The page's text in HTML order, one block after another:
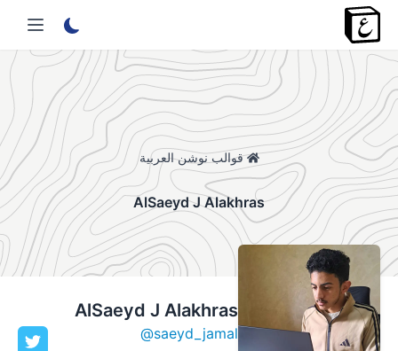
قوالب نوشن العربية
AlSaeyd J Alakhras
AlSaeyd J Alakhras
saeyd_jamal
@